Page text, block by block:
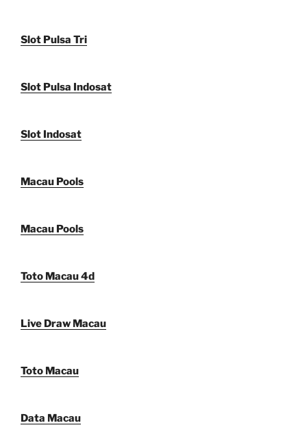
Slot Pulsa Tri
Slot Pulsa Indosat
Slot Indosat
Macau Pools
Macau Pools
Toto Macau 4d
Live Draw Macau
Toto Macau
Data Macau